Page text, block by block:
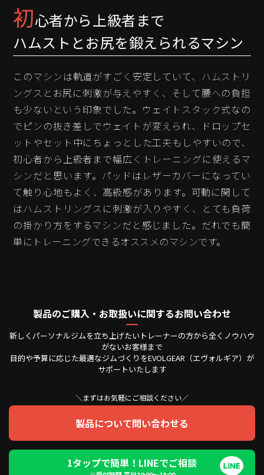
初心者から上級者まで
ハムストとお尻を鍛えられるマシン
このマシンは軌道がすごく安定していて、ハムストリ
ングスとお尻に刺激が与えやすく、そして腰への負担
も少ないという印象でした。ウェイトスタック式なの
でピンの抜き差しでウェイトが変えられ、ドロップセ
ットやセット中にちょっとした工夫もしやすいので、
初心者から上級者まで幅広くトレーニングに使えるマ
シンだと思います。パッドはレザーカバーになってい
て触り心地もよく、高級感があります。可動に関して
はハムストリングスに刺激が入りやすく、とても負荷
の掛かり方をするマシンだと感じました。だれでも簡
単にトレーニングできるオススメのマシンです。
製品のご購入・お取扱いに関するお問い合わせ
新しくパーソナルジムを立ち上げたいトレーナーの方から全くノウハウ
がないお客様まで
目的や予算に応じた最適なジムづくりをEVOLGEAR（エヴォルギア）が
サポートいたします
＼まずはお気軽にご相談ください／
製品について問い合わせる
1タップで簡単！LINEでご相談